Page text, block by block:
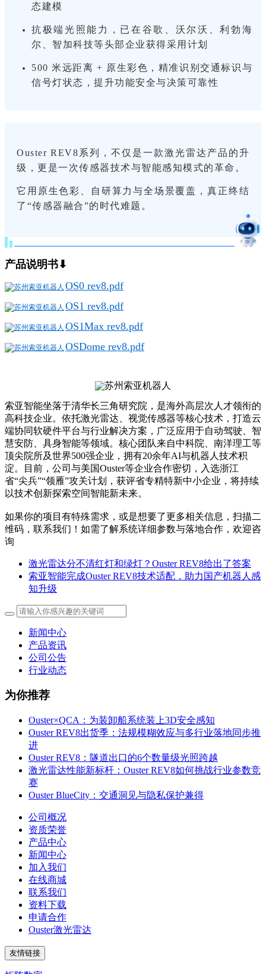
态建模
抗极端光照能力，已在谷歌、沃尔沃、利勃海
尔、智加科技等头部企业获得采用计划
500 米远距离 + 原生彩色，精准识别交通标识与
信号灯状态，提升功能安全与决策可靠性
Ouster REV8系列，不仅是一款激光雷达产品的升
级，更是一次传感器技术与智能感知模式的革命。
它用原生色彩、自研算力与全场景覆盖，真正终结
了“传感器融合”的时代难题。
产品说明书⬇
OS0 rev8.pdf
OS1 rev8.pdf
OS1Max rev8.pdf
OSDome rev8.pdf
索亚智能坐落于清华长三角研究院，是海外高层次人才领衔的
高科技企业。依托激光雷达、视觉传感器等核心技术，打造云
端协同软硬件平台与行业解决方案，广泛应用于自动驾驶、智
慧安防、具身智能等领域。核心团队来自中科院、南洋理工等
顶尖院所及世界500强企业，拥有20余年AI与机器人技术积
淀。目前，公司与美国Ouster等企业合作密切，入选浙江
省“尖兵”“领雁”攻关计划，获评省专精特新中小企业，将持续
以技术创新探索空间智能新未来。
如果你的项目有特殊需求，或是想要了更多相关信息，扫描二
维码，联系我们！如需了解系统详细参数与落地合作，欢迎咨
询
激光雷达分不清红灯和绿灯？Ouster REV8给出了答案
索亚智能完成Ouster REV8技术适配，助力国产机器人感
知升级
新闻中心
产品资讯
公司公告
行业动态
为你推荐
Ouster×QCA：为装卸船系统装上3D安全感知
Ouster REV8出货季：法规模糊效应与多行业落地同步推
进
Ouster REV8：隧道出口的6个数量级光照跨越
激光雷达性能新标杆：Ouster REV8如何挑战行业参数竞
赛
Ouster BlueCity：交通洞见与隐私保护兼得
公司概况
资质荣誉
产品中心
新闻中心
加入我们
在线商城
联系我们
资料下载
申请合作
Ouster激光雷达
友情链接